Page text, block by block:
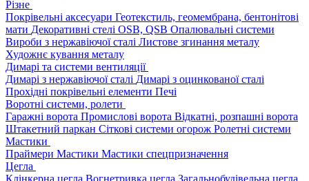
Різне
Покрівельні аксесуари Геотекстиль, геомембрана, бентонітові
мати Декоративні стелі OSB, QSB Опалювальні системи
Вироби з нержавіючої сталі Листове згинання металу
Художнє кування металу
Димарі та системи вентиляції
Димарі з нержавіючої сталі Димарі з оцинкованої сталі
Прохідні покрівельні елементи Печі
Воротні системи, ролети
Гаражні ворота Промислові ворота Відкатні, розпашні ворота
Штакетний паркан Сіткові системи огорож Ролетні системи
Мастики
Праймери Мастики Мастики спецпризначення
Цегла
Клінкерна цегла Вогнетривка цегла Загальнобудівельна цегла